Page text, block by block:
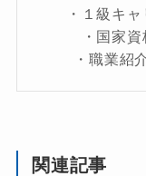
・１級キ
・国家
・職業紹
関連記事